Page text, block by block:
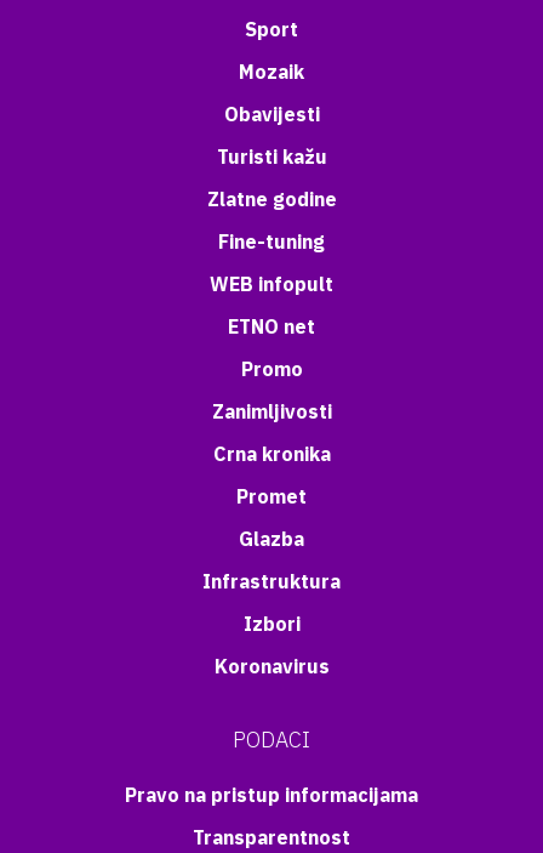
Sport
Mozaik
Obavijesti
Turisti kažu
Zlatne godine
Fine-tuning
WEB infopult
ETNO net
Promo
Zanimljivosti
Crna kronika
Promet
Glazba
Infrastruktura
Izbori
Koronavirus
PODACI
Pravo na pristup informacijama
Transparentnost